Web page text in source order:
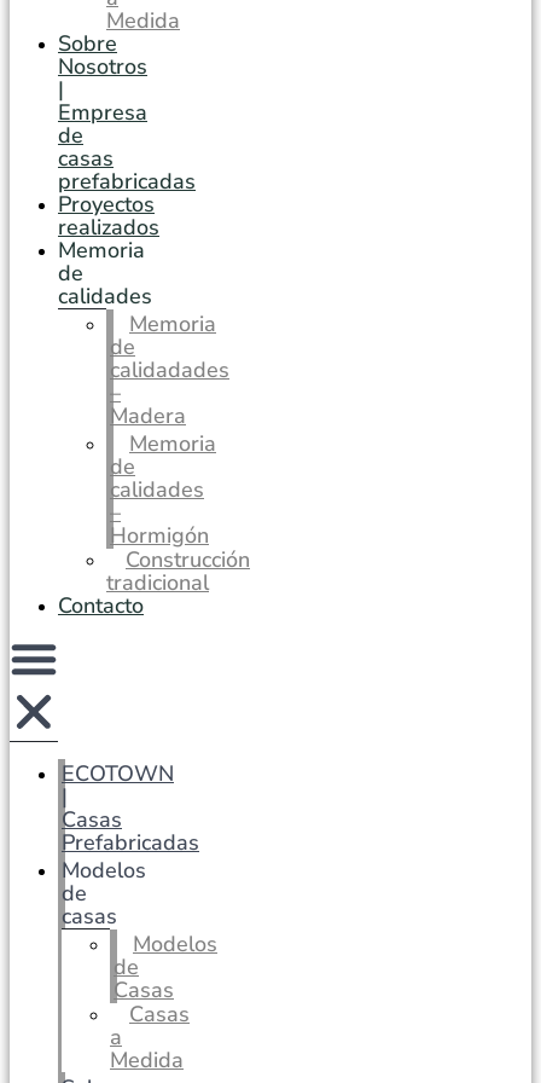
Medida
Sobre
Nosotros
|
Empresa
de
casas
prefabricadas
Proyectos
realizados
Memoria
de
calidades
Memoria
de
calidadades
–
Madera
Memoria
de
calidades
–
Hormigón
Construcción
tradicional
Contacto
ECOTOWN
|
Casas
Prefabricadas
Modelos
de
casas
Modelos
de
Casas
Casas
a
Medida